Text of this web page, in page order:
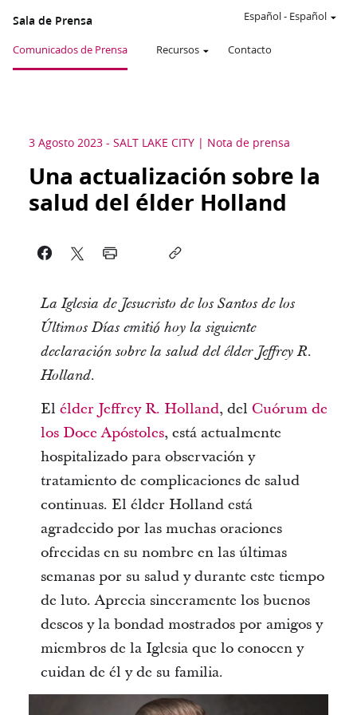
Sala de Prensa
Comunicados de Prensa Recursos Contacto
Español- Español
3 Agosto 2023 - SALT LAKE CITY Nota de prensa
Una actualización sobre la
salud del élder Holland
La Iglesia de Jesucristo de los Santos de los
Últimos Días emitió hoy la siguiente
declaración sobre la salud del élder Jeffrey R.
Holland.
El élder Jeffrey R. Holland, del Cuórum de
los Doce Apóstoles, está actualmente
hospitalizado para observación y
tratamiento de complicaciones de salud
continuas. El élder Holland está
agradecido por las muchas oraciones
ofrecidas en su nombre en las últimas
semanas por su salud y durante este tiempo
de luto. Aprecia sinceramente los buenos
deseos y la bondad mostrados por amigos y
miembros de la Iglesia que lo conocen y
cuidan de él y de su familia.